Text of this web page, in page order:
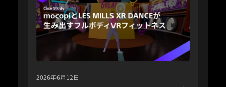
2026年6月12日